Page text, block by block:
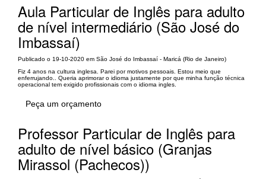
Aula Particular de Inglês para adulto
de nível intermediário (São José do
Imbassaí)
Publicado o 19-10-2020 em São José do Imbassaí - Maricá (Rio de Janeiro)
Fiz 4 anos na cultura inglesa. Parei por motivos pessoais. Estou meio que
enferrujando.. Queria aprimorar o idioma justamente por que minha função técnica
operacional tem exigido profissionais com o idioma ingles.
Peça um orçamento
Professor Particular de Inglês para
adulto de nível básico (Granjas
Mirassol (Pachecos))